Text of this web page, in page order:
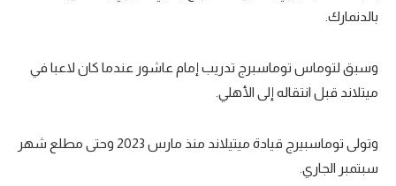
فيديو في الجول
بالدنمارك.
وسبق لتوماس توماسبرج تدريب إمام عاشور عندما كان لاعبا في
ميتلاند قبل انتقاله إلى الأهلي.
وتولى توماسبيرج قيادة ميتيلاند منذ مارس 2023 وحتى مطلع شهر
سبتمبر الجاري.